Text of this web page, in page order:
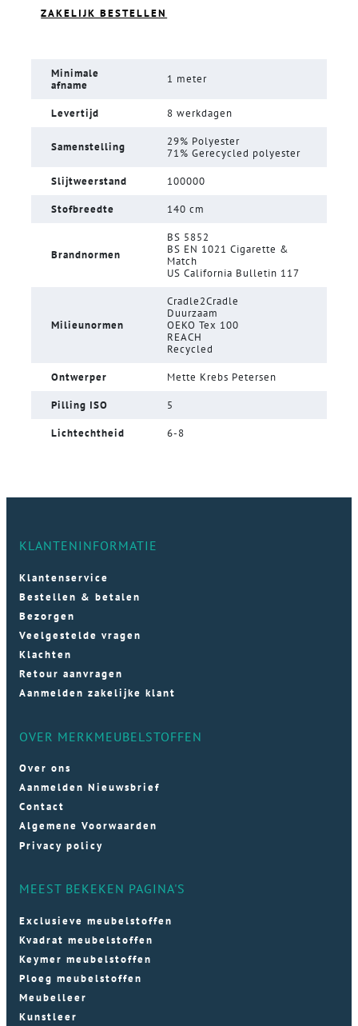
ZAKELIJK BESTELLEN
Minimale
afname
1 meter
Levertijd 8 werkdagen
Samenstelling
29% Polyester
71% Gerecycled polyester
Slijtweerstand 100000
Stofbreedte 140 cm
Brandnormen
BS 5852
BS EN 1021 Cigarette &
Match
US California Bulletin 117
Milieunormen
Cradle2Cradle
Duurzaam
OEKO Tex 100
REACH
Recycled
Ontwerper Mette Krebs Petersen
Pilling ISO 5
Lichtechtheid 6-8
KLANTENINFORMATIE
Klantenservice
Bestellen & betalen
Bezorgen
Veelgestelde vragen
Klachten
Retour aanvragen
Aanmelden zakelijke klant
OVER MERKMEUBELSTOFFEN
Over ons
Aanmelden Nieuwsbrief
Contact
Algemene Voorwaarden
Privacy policy
MEEST BEKEKEN PAGINA'S
Exclusieve meubelstoffen
Kvadrat meubelstoffen
Keymer meubelstoffen
Ploeg meubelstoffen
Meubelleer
Kunstleer